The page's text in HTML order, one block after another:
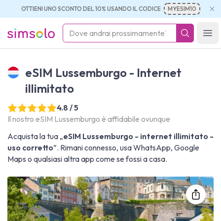
OTTIENI UNO SCONTO DEL 10% USANDO IL CODICE MYESIM10
simsolo
eSIM Lussemburgo - Internet
illimitato
4.8 / 5
Il nostro eSIM Lussemburgo è affidabile ovunque
Acquista la tua „eSIM Lussemburgo - internet illimitato -
uso corretto”. Rimani connesso, usa WhatsApp, Google
Maps o qualsiasi altra app come se fossi a casa.